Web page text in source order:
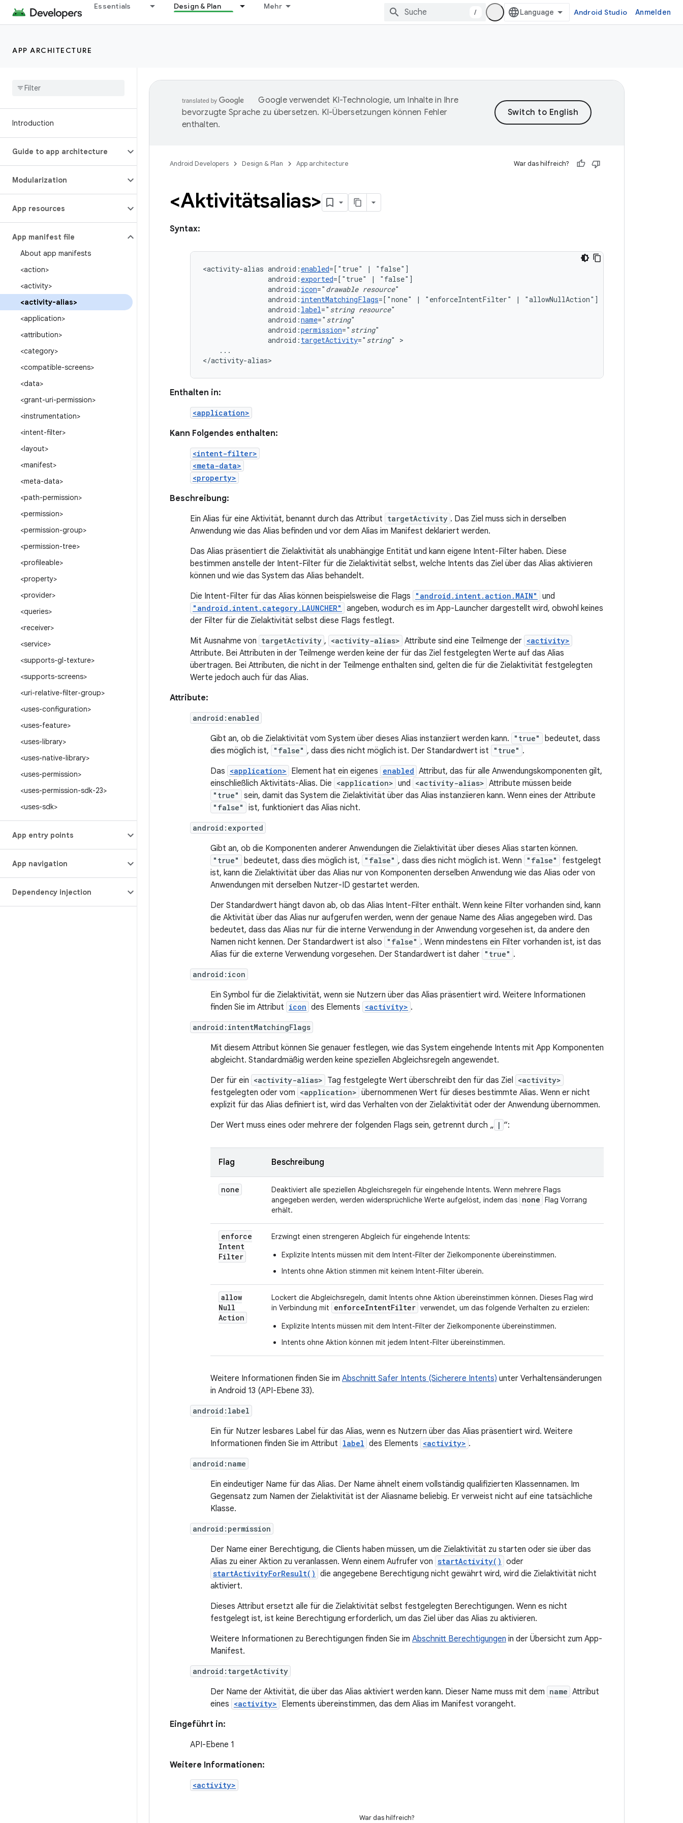
Essentials Design & Plan Mehr
/ Android Studio Anmelden
APP ARCHITECTURE
Introduction
Guide to app architecture
Modularization
App resources
App manifest file
About app manifests
<action>
<activity>
<activity-alias>
<application>
<attribution>
<category>
<compatible-screens>
<data>
<grant-uri-permission>
<instrumentation>
<intent-filter>
<layout>
<manifest>
<meta-data>
<path-permission>
<permission>
<permission-group>
<permission-tree>
<profileable>
<property>
<provider>
<queries>
<receiver>
<service>
<supports-gl-texture>
<supports-screens>
<uri-relative-filter-group>
<uses-configuration>
<uses-feature>
<uses-library>
<uses-native-library>
<uses-permission>
<uses-permission-sdk-23>
<uses-sdk>
App entry points
App navigation
Dependency injection
Google verwendet KI-Technologie, um Inhalte in Ihre
bevorzugte Sprache zu übersetzen. KI-Übersetzungen können Fehler
enthalten.
Android Developers Design & Plan App architecture War das hilfreich?
<Aktivitätsalias>
Syntax:
<activity-alias android: enabled=["true" |
android: exported=["true" |
android: icon=" drawable resource
android: intentMatchingFlags=["none" | "enforceIntentFilter" |
android: label=" string resource
android:name=" string
android:permission=" string
android: targetActivity=" string"
...
</activity-alias>
Enthalten in:
<application>
Kann Folgendes enthalten:
<intent-filter>
<meta-data>
<property>
Beschreibung:
Ein Alias für eine Aktivität, benannt durch das Attribut targetActivity . Das Ziel muss sich in derselben
Anwendung wie das Alias befinden und vor dem Alias im Manifest deklariert werden.
Das Alias präsentiert die Zielaktivität als unabhängige Entität und kann eigene Intent-Filter haben. Diese
bestimmen anstelle der Intent-Filter für die Zielaktivität selbst, welche Intents das Ziel über das Alias aktivieren
können und wie das System das Alias behandelt.
Die Intent-Filter für das Alias können beispielsweise die Flags
"android.intent.action.MAIN" und
"android.intent.category.LAUNCHER"
angeben, wodurch es im App-Launcher dargestellt wird, obwohl keines
der Filter für die Zielaktivität selbst diese Flags festlegt.
Mit Ausnahme von targetActivity , <activity-alias> Attribute sind eine Teilmenge der <activity>
Attribute. Bei Attributen in der Teilmenge werden keine der für das Ziel festgelegten Werte auf das Alias
übertragen. Bei Attributen, die nicht in der Teilmenge enthalten sind, gelten die für die Zielaktivität festgelegten
Werte jedoch auch für das Alias.
Attribute:
android:enabled
Gibt an, ob die Zielaktivität vom System über dieses Alias instanziiert werden kann. "true"
bedeutet, dass
dies möglich ist,
"false" , dass dies nicht möglich ist. Der Standardwert ist "true" .
Das <application> Element hat ein eigenes enabled Attribut, das für alle Anwendungskomponenten gilt,
einschließlich Aktivitäts-Alias. Die <application> und <activity-alias> Attribute müssen beide
"true" sein, damit das System die Zielaktivität über das Alias instanziieren kann. Wenn eines der Attribute
"false" ist, funktioniert das Alias nicht.
android:exported
Gibt an, ob die Komponenten anderer Anwendungen die Zielaktivität über dieses Alias starten können.
"true" bedeutet, dass dies möglich ist, "false" , dass dies nicht möglich ist. Wenn "false"
festgelegt
ist, kann die Zielaktivität über das Alias nur von Komponenten derselben Anwendung wie das Alias oder von
Anwendungen mit derselben Nutzer-ID gestartet werden.
Der Standardwert hängt davon ab, ob das Alias Intent-Filter enthält. Wenn keine Filter vorhanden sind, kann
die Aktivität über das Alias nur aufgerufen werden, wenn der genaue Name des Alias angegeben wird. Das
bedeutet, dass das Alias nur für die interne Verwendung in der Anwendung vorgesehen ist, da andere den
Namen nicht kennen. Der Standardwert ist also
"false" . Wenn mindestens ein Filter vorhanden ist, ist das
Alias für die externe Verwendung vorgesehen. Der Standardwert ist daher "true" .
android:icon
Ein Symbol für die Zielaktivität, wenn sie Nutzern über das Alias präsentiert wird. Weitere Informationen
finden Sie im Attribut icon des Elements <activity> .
android:intentMatchingFlags
Mit diesem Attribut können Sie genauer festlegen, wie das System eingehende Intents mit App Komponenten
abgleicht. Standardmäßig werden keine speziellen Abgleichsregeln angewendet.
Der für ein <activity-alias> Tag festgelegte Wert überschreibt den für das Ziel <activity>
festgelegten oder vom <application> übernommenen Wert für dieses bestimmte Alias. Wenn er nicht
explizit für das Alias definiert ist, wird das Verhalten von der Zielaktivität oder der Anwendung übernommen.
Der Wert muss eines oder mehrere der folgenden Flags sein, getrennt durch „ | “:
Flag Beschreibung
none
Deaktiviert alle speziellen Abgleichsregeln für eingehende Intents. Wenn mehrere Flags
angegeben werden, werden widersprüchliche Werte aufgelöst, indem das none Flag Vorrang
erhält.
enforce
Intent
Filter
Erzwingt einen strengeren Abgleich für eingehende Intents:
Explizite Intents müssen mit dem Intent-Filter der Zielkomponente übereinstimmen.
Intents ohne Aktion stimmen mit keinem Intent-Filter überein.
allow
Null
Action
Lockert die Abgleichsregeln, damit Intents ohne Aktion übereinstimmen können. Dieses Flag wird
in Verbindung mit
enforceIntentFilter verwendet, um das folgende Verhalten zu erzielen:
Explizite Intents müssen mit dem Intent-Filter der Zielkomponente übereinstimmen.
Intents ohne Aktion können mit jedem Intent-Filter übereinstimmen.
Weitere Informationen finden Sie im Abschnitt Safer Intents (Sicherere Intents) unter Verhaltensänderungen
in Android 13 (API-Ebene 33).
android:label
Ein für Nutzer lesbares Label für das Alias, wenn es Nutzern über das Alias präsentiert wird. Weitere
Informationen finden Sie im Attribut label des Elements <activity> .
android:name
Ein eindeutiger Name für das Alias. Der Name ähnelt einem vollständig qualifizierten Klassennamen. Im
Gegensatz zum Namen der Zielaktivität ist der Aliasname beliebig. Er verweist nicht auf eine tatsächliche
Klasse.
android:permission
Der Name einer Berechtigung, die Clients haben müssen, um die Zielaktivität zu starten oder sie über das
Alias zu einer Aktion zu veranlassen. Wenn einem Aufrufer von startActivity() oder
startActivityForResult() die angegebene Berechtigung nicht gewährt wird, wird die Zielaktivität nicht
aktiviert.
Dieses Attribut ersetzt alle für die Zielaktivität selbst festgelegten Berechtigungen. Wenn es nicht
festgelegt ist, ist keine Berechtigung erforderlich, um das Ziel über das Alias zu aktivieren.
Weitere Informationen zu Berechtigungen finden Sie im Abschnitt Berechtigungen in der Übersicht zum App-
Manifest.
android:targetActivity
Der Name der Aktivität, die über das Alias aktiviert werden kann. Dieser Name muss mit dem name Attribut
eines <activity> Elements übereinstimmen, das dem Alias im Manifest vorangeht.
Eingeführt in:
API-Ebene 1
Weitere Informationen:
<activity>
War das hilfreich?